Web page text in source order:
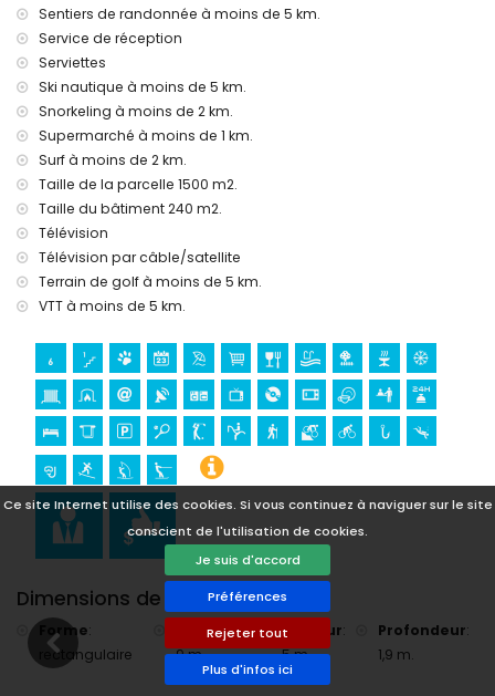
Ce site Internet utilise des cookies. Si vous continuez à naviguer sur le site
conscient de l'utilisation de cookies.
Je suis d'accord
Préférences
Rejeter tout
Plus d'infos ici
lit supplémentaire et lits/berceaux pour enfants (sur
demande)
Divertissements et activités de loisirs pour vos vacances à
Denia, Costa Blanca
discothèque, boîte de nuit, bar et promenade (à moins de 5
Sites et culture à Denia, Costa Blanca
église, château (Portal de la Vila, Denia), ruine et lieu
historique (à moins de 5 kilomètres de l'hébergement)
Sports
tennis et cyclisme (à moins de 1000 mètres de la villa)
surf, planche à voile et ski nautique (à moins de 5
kilomètres de la villa)
Sentiers de randonnée à moins de 5 km.
Service de réception
Serviettes
Ski nautique à moins de 5 km.
Snorkeling à moins de 2 km.
Supermarché à moins de 1 km.
Surf à moins de 2 km.
Taille de la parcelle 1500 m2.
Taille du bâtiment 240 m2.
Télévision
Télévision par câble/satellite
Terrain de golf à moins de 5 km.
VTT à moins de 5 km.
Dimensions de la piscine
Forme:
rectangulaire
Longueur:
9 m.
Largeur:
5 m.
Profondeur:
1,9 m.